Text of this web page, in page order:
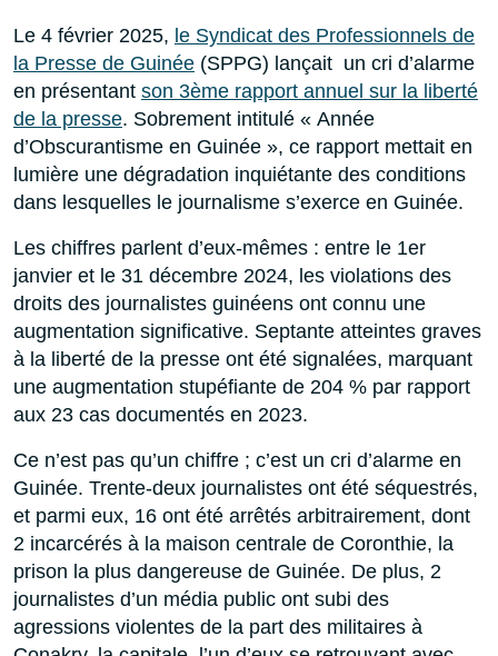
Le 4 février 2025, le Syndicat des Professionnels de
la Presse de Guinée (SPPG) lançait un cri d’alarme
en présentant son 3ème rapport annuel sur la liberté
de la presse. Sobrement intitulé « Année
d’Obscurantisme en Guinée », ce rapport mettait en
lumière une dégradation inquiétante des conditions
dans lesquelles le journalisme s’exerce en Guinée.
Les chiffres parlent d’eux-mêmes : entre le 1er
janvier et le 31 décembre 2024, les violations des
droits des journalistes guinéens ont connu une
augmentation significative. Septante atteintes graves
à la liberté de la presse ont été signalées, marquant
une augmentation stupéfiante de 204 % par rapport
aux 23 cas documentés en 2023.
Ce n’est pas qu’un chiffre ; c’est un cri d’alarme en
Guinée. Trente-deux journalistes ont été séquestrés,
et parmi eux, 16 ont été arrêtés arbitrairement, dont
2 incarcérés à la maison centrale de Coronthie, la
prison la plus dangereuse de Guinée. De plus, 2
journalistes d’un média public ont subi des
agressions violentes de la part des militaires à